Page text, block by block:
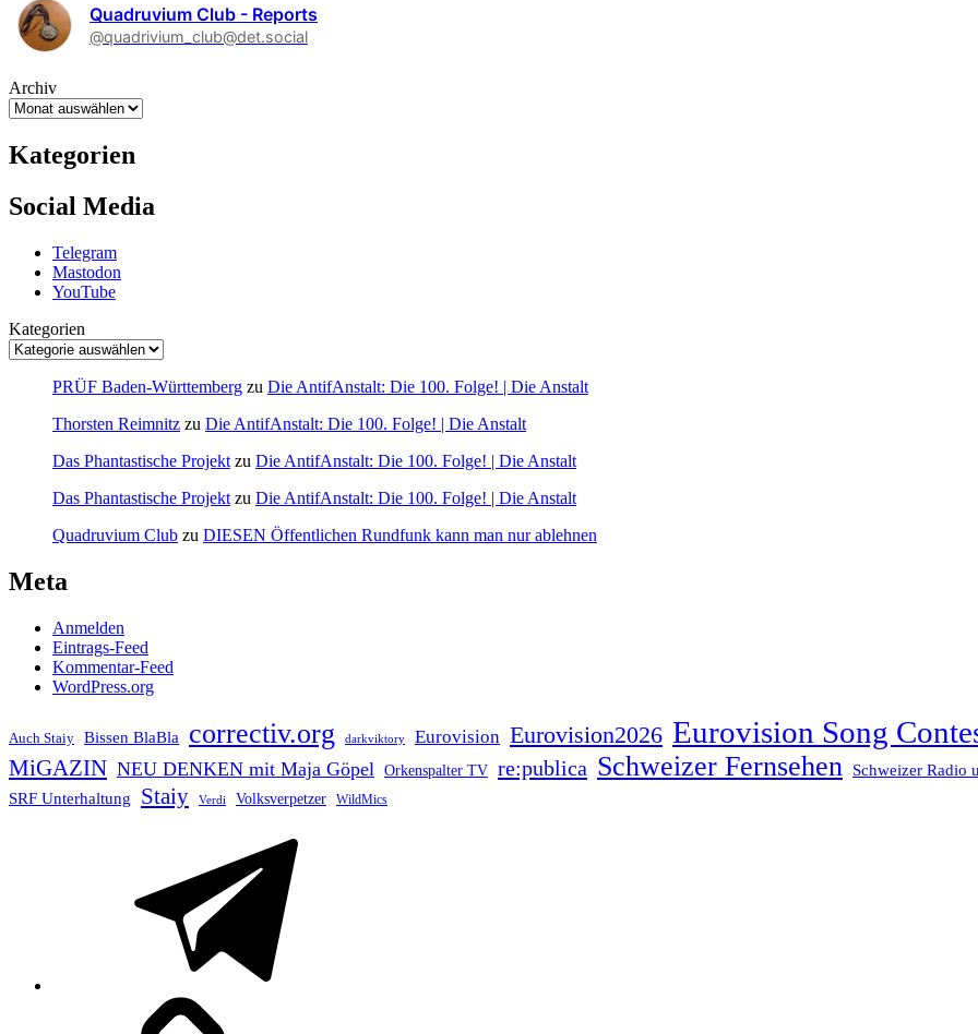
Quadruvium Club - Reports
@quadrivium_club@det.social
Archiv
Kategorien
Social Media
Telegram
Mastodon
YouTube
Kategorien
PRÜF Baden-Württemberg zu Die AntifAnstalt: Die 100. Folge! | Die Anstalt
Thorsten Reimnitz zu Die AntifAnstalt: Die 100. Folge! | Die Anstalt
Das Phantastische Projekt zu Die AntifAnstalt: Die 100. Folge! | Die Anstalt
Das Phantastische Projekt zu Die AntifAnstalt: Die 100. Folge! | Die Anstalt
Quadruvium Club zu DIESEN Öffentlichen Rundfunk kann man nur ablehnen
Meta
Anmelden
Eintrags-Feed
Kommentar-Feed
WordPress.org
Auch Staiy Bissen BlaBla correctiv.org darkviktory Eurovision Eurovision2026 Eurovision Song
MiGAZIN NEU DENKEN mit Maja Göpel Orkenspalter TV re:publica Schweizer Fernsehen Schweizer Radio
SRF Unterhaltung Staiy Verdi Volksverpetzer WildMics